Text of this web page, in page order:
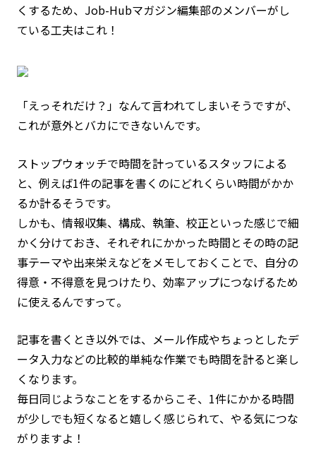
くするため、Job-Hubマガジン編集部のメンバーがし
ている工夫はこれ！
「えっそれだけ？」なんて言われてしまいそうですが、
これが意外とバカにできないんです。
ストップウォッチで時間を計っているスタッフによる
と、例えば1件の記事を書くのにどれくらい時間がかか
るか計るそうです。
しかも、情報収集、構成、執筆、校正といった感じで細
かく分けておき、それぞれにかかった時間とその時の記
事テーマや出来栄えなどをメモしておくことで、自分の
得意・不得意を見つけたり、効率アップにつなげるため
に使えるんですって。
記事を書くとき以外では、メール作成やちょっとしたデ
ータ入力などの比較的単純な作業でも時間を計ると楽し
くなります。
毎日同じようなことをするからこそ、1件にかかる時間
が少しでも短くなると嬉しく感じられて、やる気につな
がりますよ！